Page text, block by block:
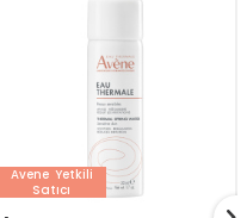
Avene Yetkili
Satıcı